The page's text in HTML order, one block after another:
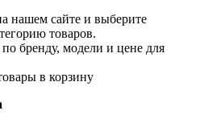
нашем сайте и выберите
товаров.
бренду, модели и цене для
в корзину